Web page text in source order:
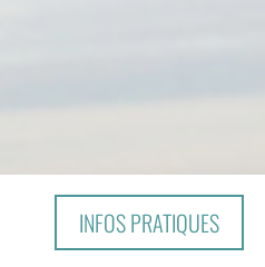
INFOS PRATIQUES